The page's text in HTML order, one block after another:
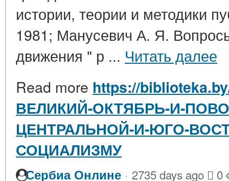
истории, теории и методики
1981; Манусевич А. Я.
движения " р ... Читать далее
Read more https://
ВЕЛИКИЙ-ОКТЯБРЬ-И-
ЦЕНТРАЛЬНОЙ-И-ЮГО-
СОЦИАЛИЗМУ
Сербиа Онлине · 2735 days ago 0